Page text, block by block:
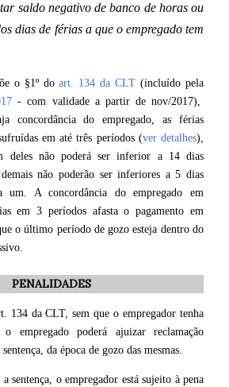
saldo negativo de banco de horas ou
dias de férias a que o empregado tem
o §1º doart. 134 da CLT (incluído pela
- com validade a partir de nov/2017),
concordância do empregado, as férias
em até três períodos (ver detalhes),
deles não poderá ser inferior a 14 dias
não poderão ser inferiores a 5 dias
um. A concordância do empregado em
em 3 períodos afasta o pagamento em
o último período de gozo esteja dentro do
PENALIDADES
134 da CLT, sem que o empregador tenha
empregado poderá ajuizar reclamação
da época de gozo das mesmas.
sentença, o empregador está sujeito à pena